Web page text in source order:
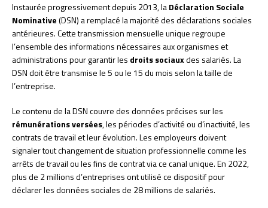
Instaurée progressivement depuis 2013, laDéclaration Sociale
Nominative(DSN) a remplacé la majorité des déclarations sociales
antérieures. Cette transmission mensuelle unique regroupe
l’ensemble des informations nécessaires aux organismes et
administrations pour garantir les droits sociauxdes salariés. La
DSN doit être transmise le 5 ou le 15 du mois selon la taille de
l’entreprise.
Le contenu de la DSN couvre des données précises sur les
rémunérations versées, les périodes d’activité ou d’inactivité, les
contrats de travail et leur évolution. Les employeurs doivent
signaler tout changement de situation professionnelle comme les
arrêts de travail ou les fins de contrat via ce canal unique. En 2022,
plus de 2 millions d’entreprises ont utilisé ce dispositif pour
déclarer les données sociales de 28 millions de salariés.